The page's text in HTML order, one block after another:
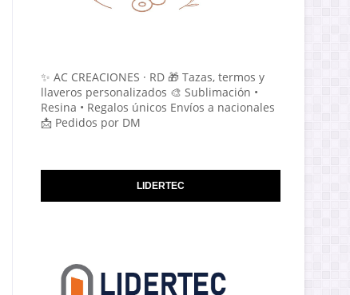
✨ AC CREACIONES · RD 🎁 Tazas, termos y
llaveros personalizados 🎨 Sublimación •
Resina • Regalos únicos Envíos a nacionales
📩 Pedidos por DM
LIDERTEC